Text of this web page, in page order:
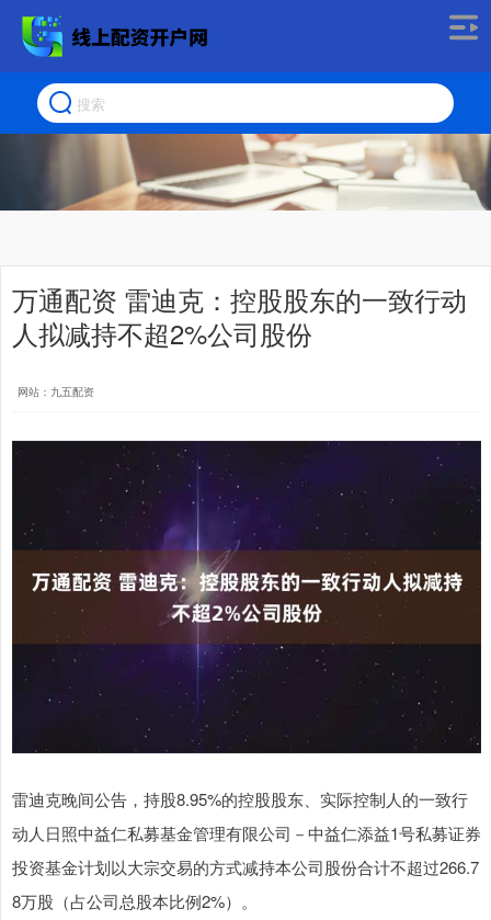
万通配资 雷迪克：控股股东的一致行动
人拟减持不超2%公司股份
网站：九五配资
雷迪克晚间公告，持股8.95%的控股股东、实际控制人的一致行
动人日照中益仁私募基金管理有限公司－中益仁添益1号私募证券
投资基金计划以大宗交易的方式减持本公司股份合计不超过266.7
8万股（占公司总股本比例2%）。